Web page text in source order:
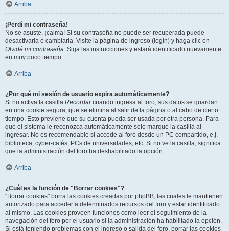
Arriba
¡Perdí mi contraseña!
No se asuste, ¡calma! Si su contraseña no puede ser recuperada puede
desactivarla o cambiarla. Visite la página de ingreso (login) y haga clic en
Olvidé mi contraseña. Siga las instrucciones y estará identificado nuevamente
en muy poco tiempo.
Arriba
¿Por qué mi sesión de usuario expira automáticamente?
Si no activa la casilla Recordarcuando ingresa al foro, sus datos se guardan
en una cookie segura, que se elimina al salir de la página o al cabo de cierto
tiempo. Esto previene que su cuenta pueda ser usada por otra persona. Para
que el sistema le reconozca automáticamente solo marque la casilla al
ingresar. No es recomendable si accede al foro desde un PC compartido, e.j.
biblioteca, cyber-cafés, PCs de universidades, etc. Si no ve la casilla, significa
que la administración del foro ha deshabilitado la opción.
Arriba
¿Cuál es la función de "Borrar cookies"?
"Borrar cookies" borra las cookies creadas por phpBB, las cuales le mantienen
autorizado para acceder a determinados recursos del foro y estar identificado
al mismo. Las cookies proveen funciones como leer el seguimiento de la
navegación del foro por el usuario si la administración ha habilitado la opción.
Si está teniendo problemas con el ingreso o salida del foro, borrar las cookies